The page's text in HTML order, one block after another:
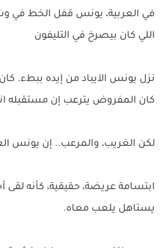
في العربية، يونس قفل الخط في
اللي كان بيصرخ في التليفون
نزل يونس الآيباد من إيده ببطء.
كان المفروض يترعب إن مستقبله
لكن الغريب، والمرعب.. إن يونس
ابتسامة عريضة، حقيقية، كأنه لقى
يستاهل يلعب معاه.